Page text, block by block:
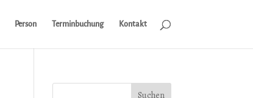
Person Terminbuchung Kontakt